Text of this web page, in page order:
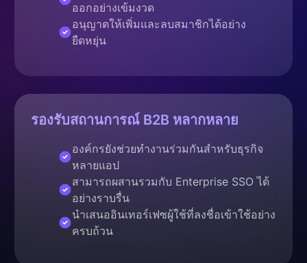
ออกอย่างเข้มงวด
อนุญาตให้เพิ่มและลบสมาชิกได้อย่าง
ยืดหยุ่น
รองรับสถานการณ์ B2B หลากหลาย
องค์กรยังช่วยทำงานร่วมกันสำหรับธุรกิจ
หลายแอป
สามารถผสานรวมกับ Enterprise SSO ได้
อย่างราบรื่น
นำเสนออินเทอร์เฟซผู้ใช้ที่ลงชื่อเข้าใช้อย่าง
ครบถ้วน